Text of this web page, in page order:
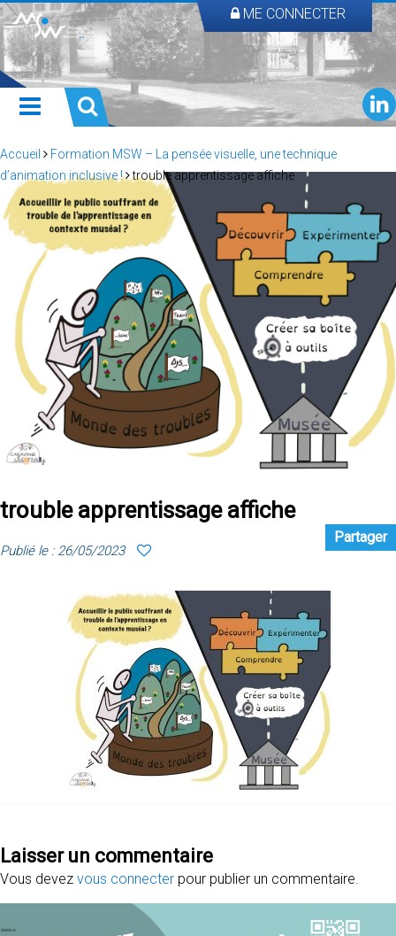
ME CONNECTER
Accueil
Formation MSW – La pensée visuelle, une technique
d’animation inclusive !
trouble apprentissage affiche
trouble apprentissage affiche
Publié le : 26/05/2023
Partager
Laisser un commentaire
Vous devez vous connecter pour publier un commentaire.